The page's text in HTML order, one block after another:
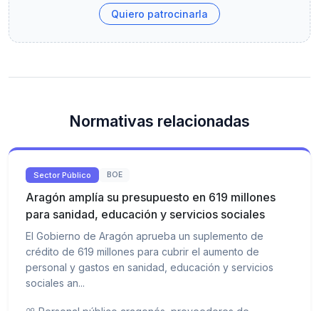
Quiero patrocinarla
Normativas relacionadas
Sector Público BOE
Aragón amplía su presupuesto en 619 millones
para sanidad, educación y servicios sociales
El Gobierno de Aragón aprueba un suplemento de
crédito de 619 millones para cubrir el aumento de
personal y gastos en sanidad, educación y servicios
sociales an...